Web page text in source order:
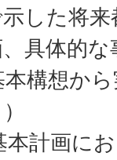
した将
具体的
構想か
計画に